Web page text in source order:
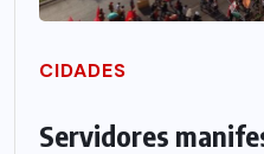
CIDADES
Servidores